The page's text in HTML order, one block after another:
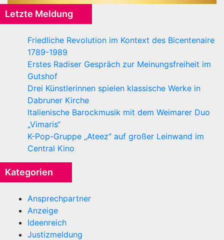
Letzte Meldung
Friedliche Revolution im Kontext des Bicentenaire
1789-1989
Erstes Radiser Gespräch zur Meinungsfreiheit im
Gutshof
Drei Künstlerinnen spielen klassische Werke in
Dabruner Kirche
Italienische Barockmusik mit dem Weimarer Duo
„Vimaris“
K-Pop-Gruppe „Ateez“ auf großer Leinwand im
Central Kino
Kategorien
Ansprechpartner
Anzeige
Ideenreich
Justizmeldung